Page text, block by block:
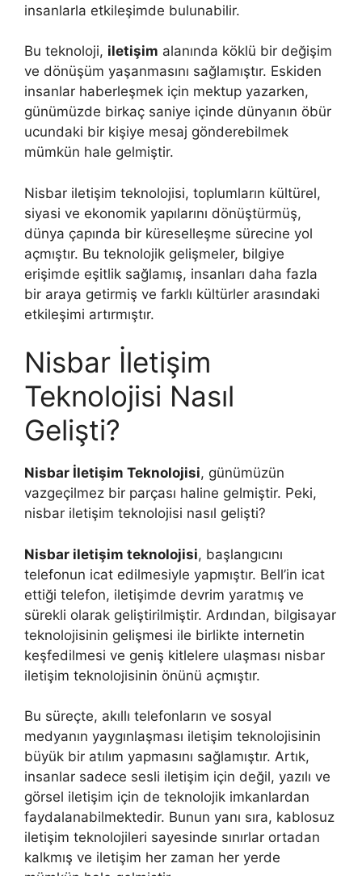
insanlarla etkileşimde bulunabilir.
Bu teknoloji, iletişim alanında köklü bir değişim
ve dönüşüm yaşanmasını sağlamıştır. Eskiden
insanlar haberleşmek için mektup yazarken,
günümüzde birkaç saniye içinde dünyanın öbür
ucundaki bir kişiye mesaj gönderebilmek
mümkün hale gelmiştir.
Nisbar iletişim teknolojisi, toplumların kültürel,
siyasi ve ekonomik yapılarını dönüştürmüş,
dünya çapında bir küreselleşme sürecine yol
açmıştır. Bu teknolojik gelişmeler, bilgiye
erişimde eşitlik sağlamış, insanları daha fazla
bir araya getirmiş ve farklı kültürler arasındaki
etkileşimi artırmıştır.
Nisbar İletişim
Teknolojisi Nasıl
Gelişti?
Nisbar İletişim Teknolojisi, günümüzün
vazgeçilmez bir parçası haline gelmiştir. Peki,
nisbar iletişim teknolojisi nasıl gelişti?
Nisbar iletişim teknolojisi, başlangıcını
telefonun icat edilmesiyle yapmıştır. Bell’in icat
ettiği telefon, iletişimde devrim yaratmış ve
sürekli olarak geliştirilmiştir. Ardından, bilgisayar
teknolojisinin gelişmesi ile birlikte internetin
keşfedilmesi ve geniş kitlelere ulaşması nisbar
iletişim teknolojisinin önünü açmıştır.
Bu süreçte, akıllı telefonların ve sosyal
medyanın yaygınlaşması iletişim teknolojisinin
büyük bir atılım yapmasını sağlamıştır. Artık,
insanlar sadece sesli iletişim için değil, yazılı ve
görsel iletişim için de teknolojik imkanlardan
faydalanabilmektedir. Bunun yanı sıra, kablosuz
iletişim teknolojileri sayesinde sınırlar ortadan
kalkmış ve iletişim her zaman her yerde